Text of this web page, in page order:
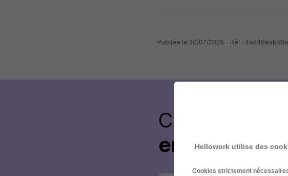
Publiée le 20/07/2026 - Réf :
Créez votre
envoyez
Hellowork utilise des
Cookies strictement